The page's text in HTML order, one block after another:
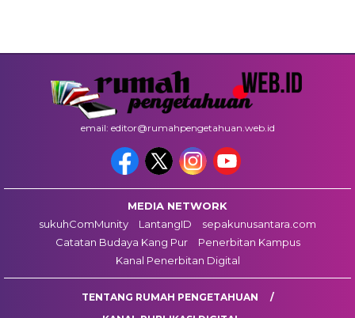
email: editor@rumahpengetahuan.web.id
MEDIA NETWORK
sukuhComMunity
LantangID
sepakunusantara.com
Catatan Budaya Kang Pur
Penerbitan Kampus
Kanal Penerbitan Digital
TENTANG RUMAH PENGETAHUAN